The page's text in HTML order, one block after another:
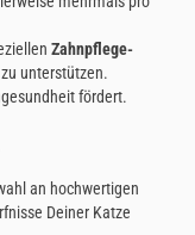
Zahnpflege-
unterstützen.
fördert.
an hochwertigen
Deiner Katze